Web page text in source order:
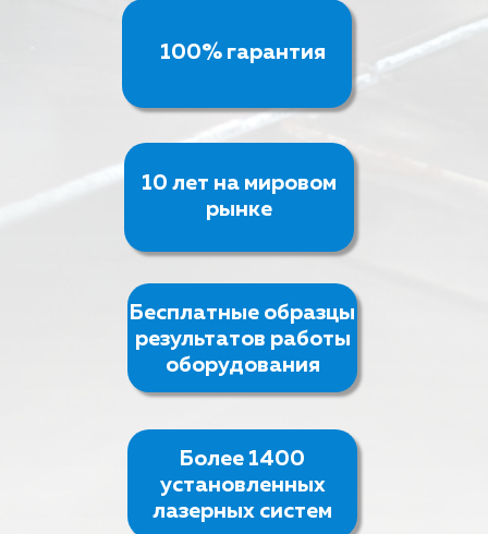
100% гарантия
Бесплатные образцы
результатов работы
оборудования
10 лет на мировом
рынке
Более 1400
установленных
лазерных систем